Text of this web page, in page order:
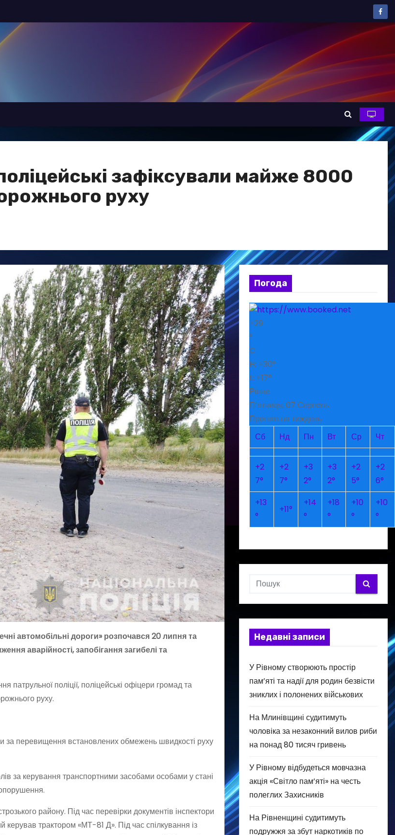
зафіксували майже 8000
руху
автомобільні дороги» розпочався 20 липня та
аварійності, запобігання загибелі та
патрульної поліції, поліцейські офіцери громад та
руху.
за перевищення встановлених обмежень швидкості руху
за керування транспортними засобами особами у стані
району. Під час перевірки документів інспектори
керував трактором «МТ-81 Д». Під час спілкування із
Погода
+29
°
C
H: +30°
L: +17°
Рівне
П’ятниця, 07 Серпень
Прогноз на тиждень
Сб
Нд Пн Вт Ср Чт
+2
7°
+2
7°
+3
2°
+3
2°
+2
5°
+2
6°
+13
°
+11°
+14
°
+18
°
+10
°
+10
°
Недавні записи
У Рівному створюють простір
пам’яті та надії для родин безвісти
зниклих і полонених військових
На Млинівщині судитимуть
чоловіка за незаконний вилов риби
на понад 80 тисяч гривень
У Рівному відбудеться мовчазна
акція «Світло пам’яті» на честь
полеглих Захисників
На Рівненщині судитимуть
подружжя за збут наркотиків по